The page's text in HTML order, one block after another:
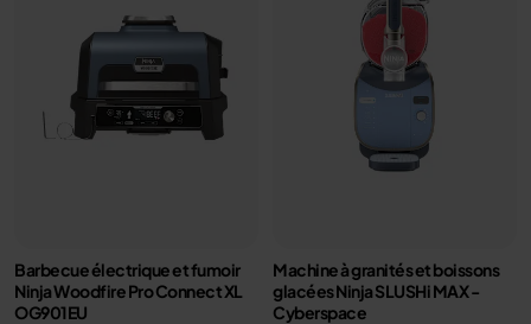
Barbecue électrique et fumoir
Ninja Woodfire Pro Connect XL
OG901EU
Machine à granités et boissons
glacées Ninja SLUSHi MAX -
Cyberspace